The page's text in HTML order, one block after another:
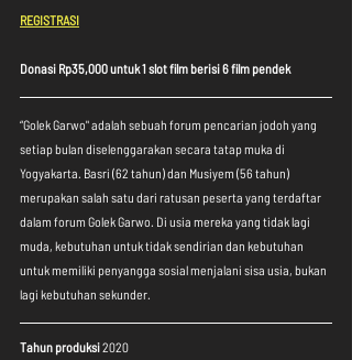
REGISTRASI
Donasi Rp35,000 untuk 1 slot film berisi 6 film pendek
“Golek Garwo" adalah sebuah forum pencarian jodoh yang
setiap bulan diselenggarakan secara tatap muka di
Yogyakarta. Basri (62 tahun) dan Musiyem (56 tahun)
merupakan salah satu dari ratusan peserta yang terdaftar
dalam forum Golek Garwo. Di usia mereka yang tidak lagi
muda, kebutuhan untuk tidak sendirian dan kebutuhan
untuk memiliki penyangga sosial menjalani sisa usia, bukan
lagi kebutuhan sekunder.
Tahun produksi 2020